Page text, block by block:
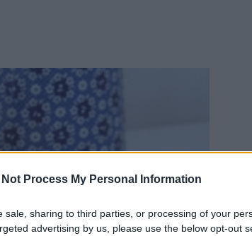
Not Process My Personal Information
sale, sharing to third parties, or processing of your
advertising by us, please use the below opt-out